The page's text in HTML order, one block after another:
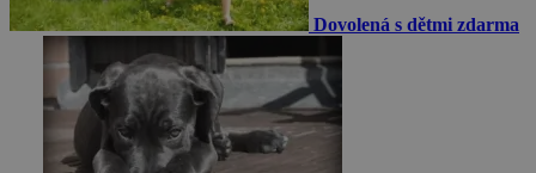
Dovolená s dětmi zdarma